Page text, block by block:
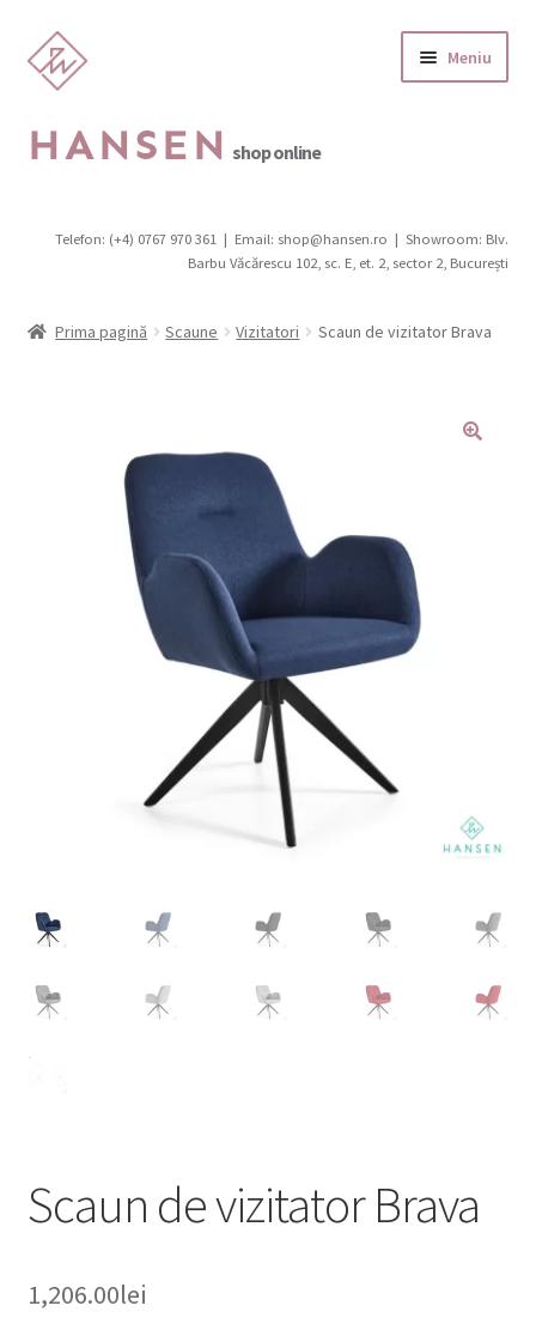
Sari
la
Sari
la
HANSEN shop online
Meniu
Extinde
Scaune
Extinde
Birouri
Mobilier de grădină
Organoid (tapet & auto-colant)
Accesorii
Telefon: (+4) 0767 970 361 | Email: shop@hansen.ro |Showroom: Blv.
Barbu Văcărescu 102, sc. E, et. 2, sector 2, București
Prima pagină Scaune Vizitatori Scaun de vizitator Brava
Scaun de vizitator Brava
1,206.00lei